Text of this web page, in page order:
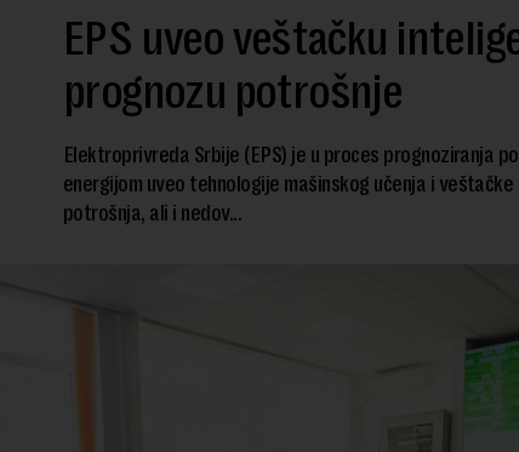
EPS uveo veštačku
prognozu potrošnje
Elektroprivreda Srbije (EPS) je u proces prognoziranja
energijom uveo tehnologije mašinskog učenja i
potrošnja, ali i nedov...